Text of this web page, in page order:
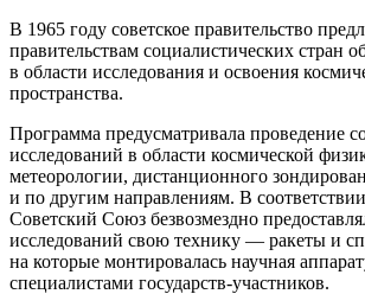
В 1965 году советское правительство
правительствам социалистических стран
в области исследования и освоения
пространства.
Программа предусматривала проведение
исследований в области космической
метеорологии, дистанционного
и по другим направлениям. В
Советский Союз безвозмездно
исследований свою технику — ракеты и
на которые монтировалась научная
специалистами государств-участников.